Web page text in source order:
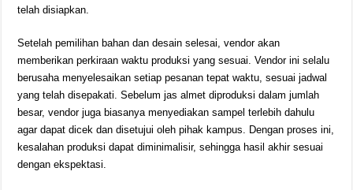
telah disiapkan.
Setelah pemilihan bahan dan desain selesai, vendor akan
memberikan perkiraan waktu produksi yang sesuai. Vendor ini selalu
berusaha menyelesaikan setiap pesanan tepat waktu, sesuai jadwal
yang telah disepakati. Sebelum jas almet diproduksi dalam jumlah
besar, vendor juga biasanya menyediakan sampel terlebih dahulu
agar dapat dicek dan disetujui oleh pihak kampus. Dengan proses ini,
kesalahan produksi dapat diminimalisir, sehingga hasil akhir sesuai
dengan ekspektasi.